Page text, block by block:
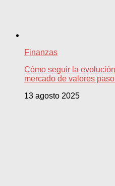
Finanzas
Cómo seguir la
mercado de valores
13 agosto 2025